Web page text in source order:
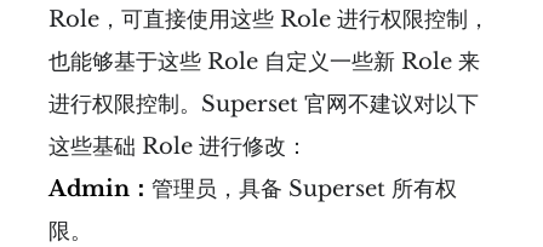
Role，可直接使用这些 Role 进行权限控制，
也能够基于这些 Role 自定义一些新 Role 来
进行权限控制。Superset 官网不建议对以下
这些基础 Role 进行修改：
Admin： 管理员，具备 Superset 所有权
限。